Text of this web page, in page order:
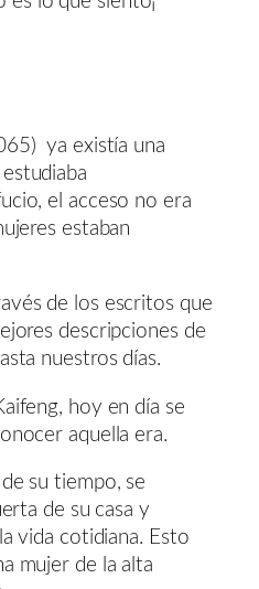
ya existía una
el acceso no era
estaban
de los escritos que
descripciones de
nuestros días.
hoy en día se
aquella era.
su tiempo, se
de su casa y
vida cotidiana. Esto
mujer de la alta